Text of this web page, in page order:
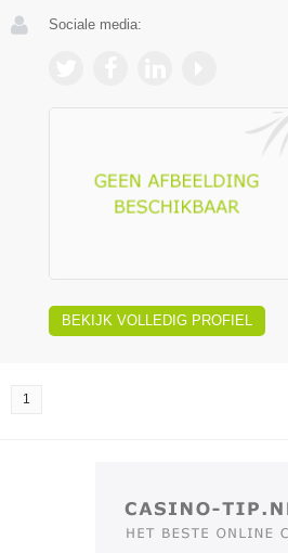
Sociale media:
BEKIJK VOLLEDIG PROFIEL
1